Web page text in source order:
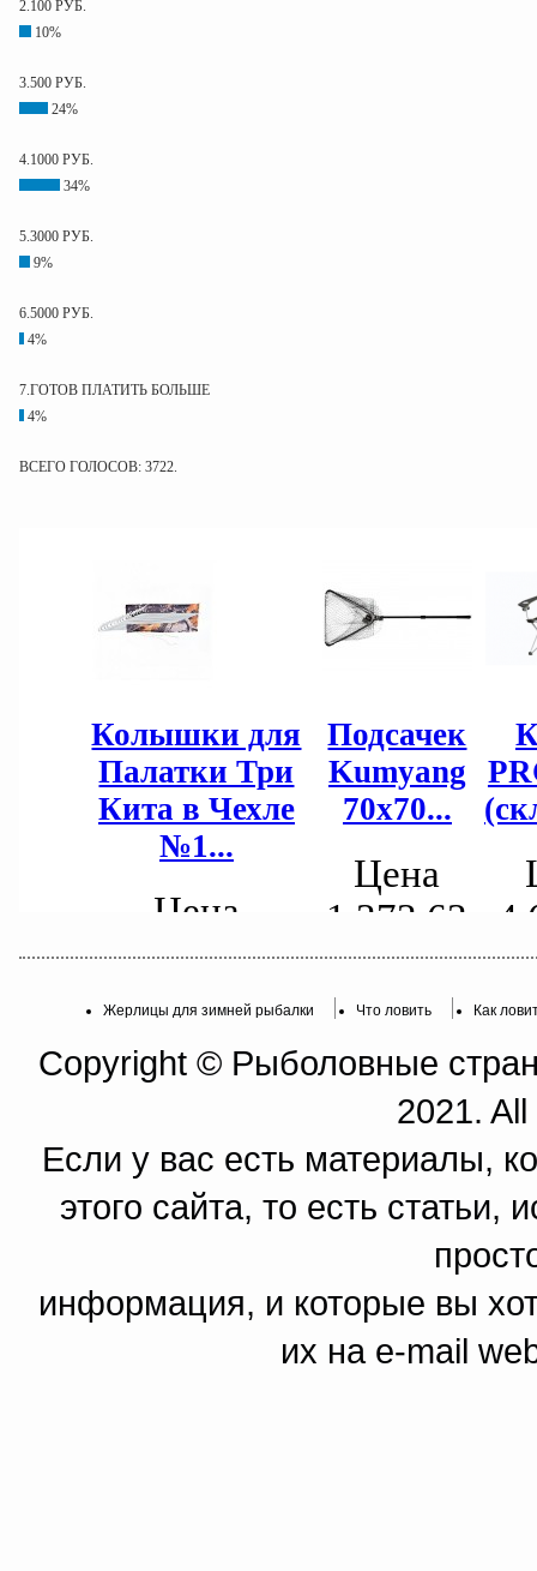
2.100 РУБ.
10%
3.500 РУБ.
24%
4.1000 РУБ.
34%
5.3000 РУБ.
9%
6.5000 РУБ.
4%
7.ГОТОВ ПЛАТИТЬ БОЛЬШЕ
4%
ВСЕГО ГОЛОСОВ: 3722.
Жерлицы для зимней рыбалки Что ловить Как
Copyright © Рыболовные
2021.
Если у вас есть материалы,
этого сайта, то есть
информация, и которые вы
их на e-mail